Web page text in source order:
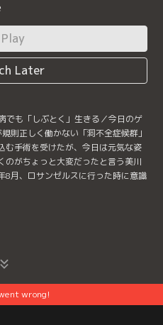
Play
Later
でも「しぶとく」生きる／今日のゲ
則正しく働かない「洞不全症候群」
む手術を受けたが、今日は元気な姿
のがちょっと大変だったと言う美川
8月、ロサンゼルスに行った時に意識
wrong!